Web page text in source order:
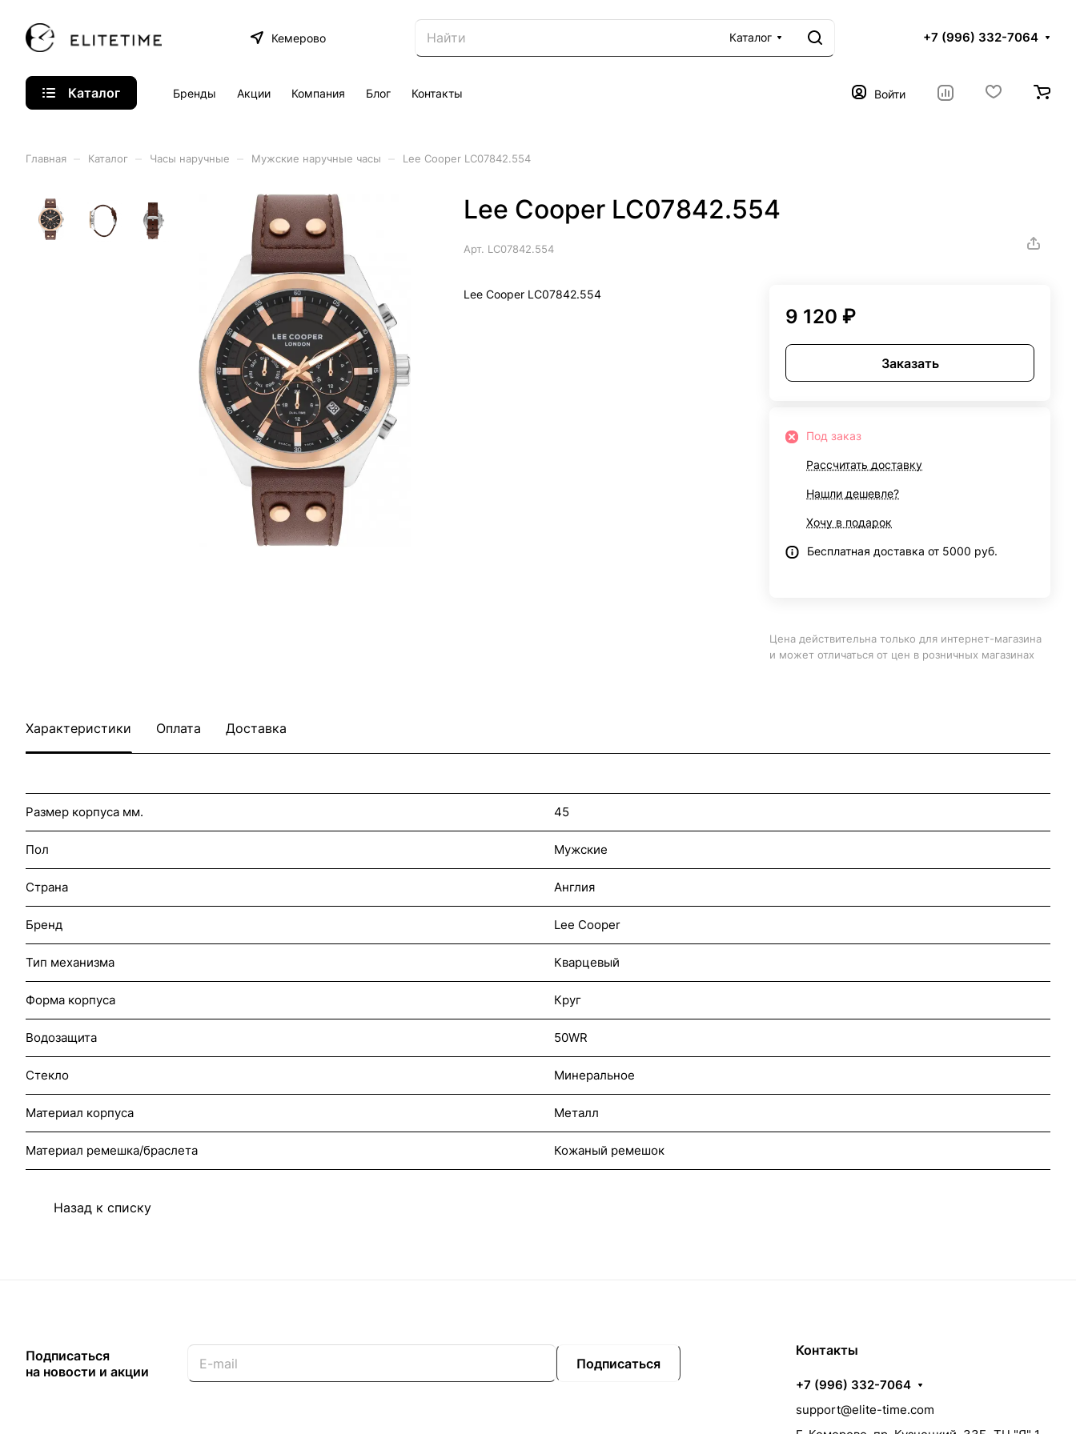
Кемерово Каталог +7 (996) 332-7064
Каталог Бренды Акции Компания Блог Контакты Войти
Главная Каталог Часы наручные Мужские наручные часы Lee Cooper LC07842.554
Lee Cooper LC07842.554
Арт. LC07842.554
Lee Cooper LC07842.554
9 120 ₽
Заказать
Под заказ
Рассчитать доставку
Нашли дешевле?
Хочу в подарок
Бесплатная доставка от 5000 руб.
Цена действительна только для интернет-магазина
и может отличаться от цен в розничных магазинах
Характеристики Оплата Доставка
Размер корпуса мм. 45
Пол Мужские
Страна Англия
Бренд Lee Cooper
Тип механизма Кварцевый
Форма корпуса Круг
Водозащита 50WR
Стекло Минеральное
Материал корпуса Металл
Материал ремешка/браслета Кожаный ремешок
Назад к списку
Подписаться
на новости и акции
Подписаться
Контакты
+7 (996) 332-7064
support@elite-time.com